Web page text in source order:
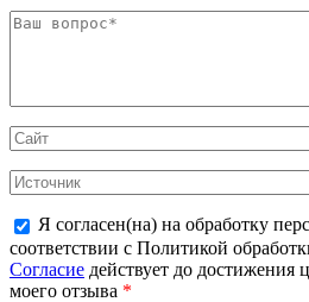
Я согласен(на) на обработку
соответствии с Политикой
Согласие действует до достижения
моего отзыва *